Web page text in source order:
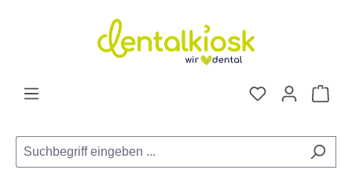
Zum Hauptinhalt springen
Du hast 0